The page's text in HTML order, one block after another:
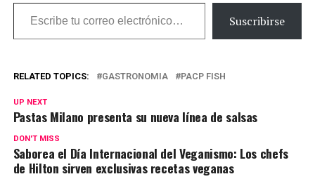
Suscribirse
RELATED TOPICS: GASTRONOMIA PACP FISH
UP NEXT
Pastas Milano presenta su nueva línea de salsas
DON'T MISS
Saborea el Día Internacional del Veganismo: Los chefs
de Hilton sirven exclusivas recetas veganas